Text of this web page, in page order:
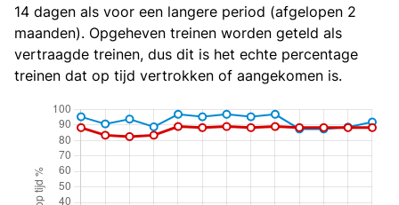
14 dagen als voor een langere period (afgelopen 2
maanden). Opgeheven treinen worden geteld als
vertraagde treinen, dus dit is het echte percentage
treinen dat op tijd vertrokken of aangekomen is.